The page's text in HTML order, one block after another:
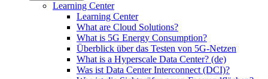
Learning Center
Learning Center
What are Cloud Solutions?
What is 5G Energy Consumption?
Überblick über das Testen von 5G-Netzen
What is a Hyperscale Data Center? (de)
Was ist Data Center Interconnect (DCI)?